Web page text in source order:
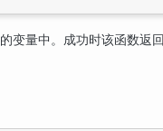
变量中。成功时该函数返